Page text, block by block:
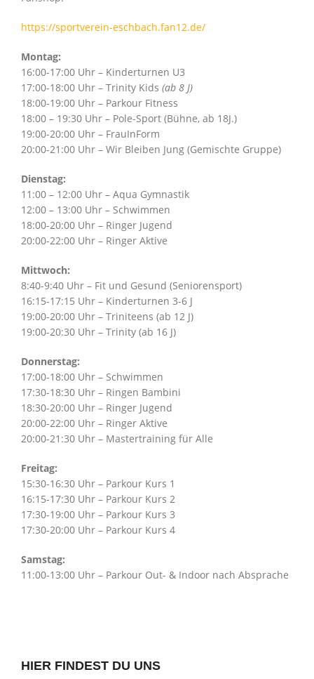
https://sportverein-eschbach.fan12.de/
Montag:
16:00-17:00 Uhr – Kinderturnen U3
17:00-18:00 Uhr – Trinity Kids (ab 8 J)
18:00-19:00 Uhr – Parkour Fitness
18:00 – 19:30 Uhr – Pole-Sport (Bühne, ab 18J.)
19:00-20:00 Uhr – FrauInForm
20:00-21:00 Uhr – Wir Bleiben Jung (Gemischte Gruppe)
Dienstag:
11:00 – 12:00 Uhr – Aqua Gymnastik
12:00 – 13:00 Uhr – Schwimmen
18:00-20:00 Uhr – Ringer Jugend
20:00-22:00 Uhr – Ringer Aktive
Mittwoch:
8:40-9:40 Uhr – Fit und Gesund (Seniorensport)
16:15-17:15 Uhr – Kinderturnen 3-6 J
19:00-20:00 Uhr – Triniteens (ab 12 J)
19:00-20:30 Uhr – Trinity (ab 16 J)
Donnerstag:
17:00-18:00 Uhr – Schwimmen
17:30-18:30 Uhr – Ringen Bambini
18:30-20:00 Uhr – Ringer Jugend
20:00-22:00 Uhr – Ringer Aktive
20:00-21:30 Uhr – Mastertraining für Alle
Freitag:
15:30-16:30 Uhr – Parkour Kurs 1
16:15-17:30 Uhr – Parkour Kurs 2
17:30-19:00 Uhr – Parkour Kurs 3
17:30-20:00 Uhr – Parkour Kurs 4
Samstag:
11:00-13:00 Uhr – Parkour Out- & Indoor nach Absprache
HIER FINDEST DU UNS